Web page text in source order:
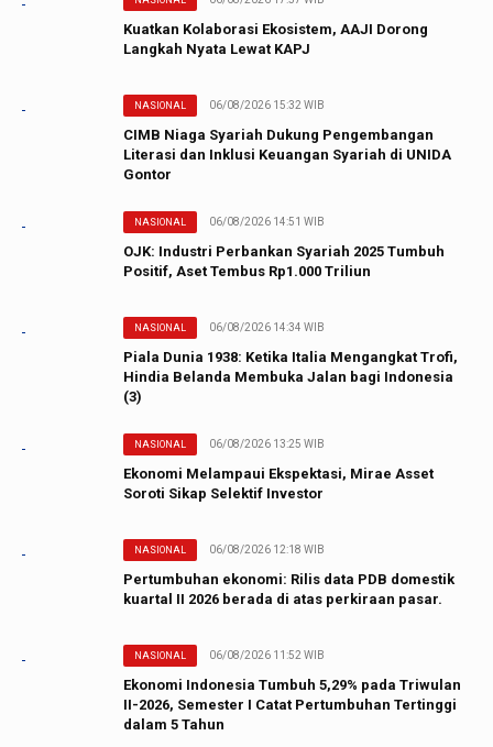
Kuatkan Kolaborasi Ekosistem, AAJI Dorong
Langkah Nyata Lewat KAPJ
NASIONAL 06/08/2026 15:32 WIB
CIMB Niaga Syariah Dukung Pengembangan
Literasi dan Inklusi Keuangan Syariah di UNIDA
Gontor
NASIONAL 06/08/2026 14:51 WIB
OJK: Industri Perbankan Syariah 2025 Tumbuh
Positif, Aset Tembus Rp1.000 Triliun
NASIONAL 06/08/2026 14:34 WIB
Piala Dunia 1938: Ketika Italia Mengangkat Trofi,
Hindia Belanda Membuka Jalan bagi Indonesia
(3)
NASIONAL 06/08/2026 13:25 WIB
Ekonomi Melampaui Ekspektasi, Mirae Asset
Soroti Sikap Selektif Investor
NASIONAL 06/08/2026 12:18 WIB
Pertumbuhan ekonomi: Rilis data PDB domestik
kuartal II 2026 berada di atas perkiraan pasar.
NASIONAL 06/08/2026 11:52 WIB
Ekonomi Indonesia Tumbuh 5,29% pada Triwulan
II-2026, Semester I Catat Pertumbuhan Tertinggi
dalam 5 Tahun